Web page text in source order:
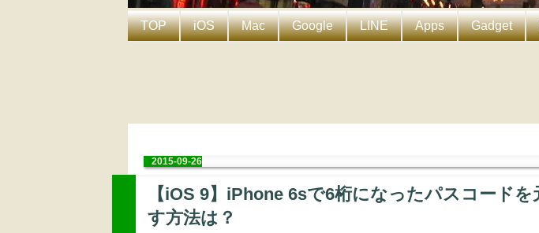
TOP iOS Mac Google LINE Apps Gadget
2015-09-26
【iOS 9】iPhone 6sで6桁になったパスコードを
す方法は？